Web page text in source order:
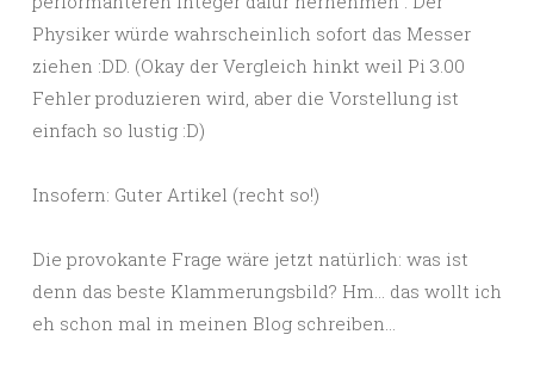
Physiker würde wahrscheinlich sofort das Messer
ziehen :DD. (Okay der Vergleich hinkt weil Pi 3.00
Fehler produzieren wird, aber die Vorstellung ist
einfach so lustig :D)
Insofern: Guter Artikel (recht so!)
Die provokante Frage wäre jetzt natürlich: was ist
denn das beste Klammerungsbild? Hm… das wollt ich
eh schon mal in meinen Blog schreiben…